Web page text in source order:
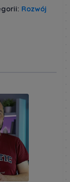
Rozwój